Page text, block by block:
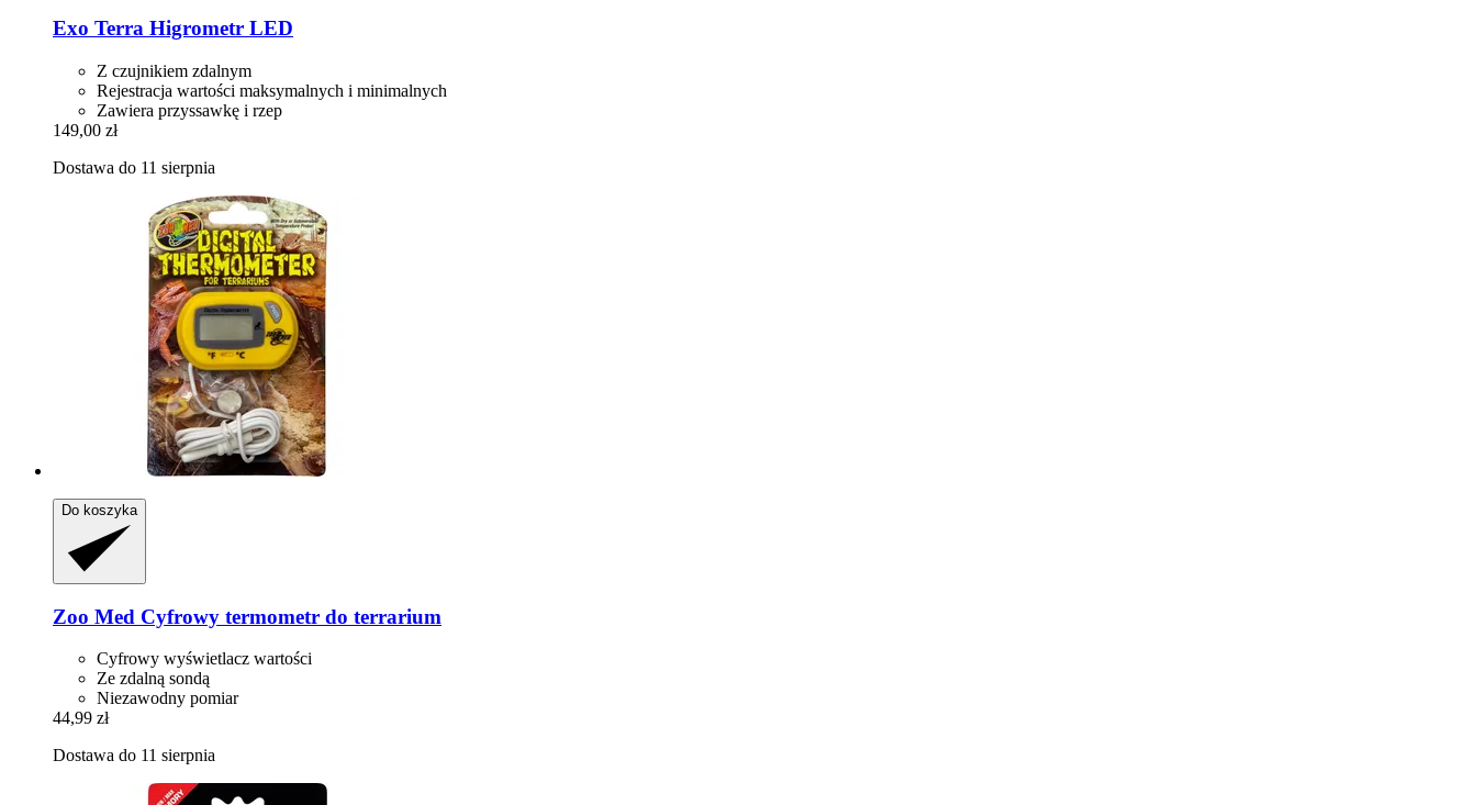
Exo Terra Higrometr LED
Z czujnikiem zdalnym
Rejestracja wartości maksymalnych i minimalnych
Zawiera przyssawkę i rzep
149,00 zł
Dostawa do 11 sierpnia
Do koszyka
Zoo Med Cyfrowy termometr do terrarium
Cyfrowy wyświetlacz wartości
Ze zdalną sondą
Niezawodny pomiar
44,99 zł
Dostawa do 11 sierpnia